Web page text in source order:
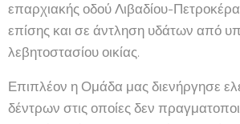
επαρχιακής οδού Λιβαδίου-
επίσης και σε άντληση υδάτων από
λεβητοστασίου οικίας.
Επιπλέον η Ομάδα μας διενήργησε
δέντρων στις οποίες δεν